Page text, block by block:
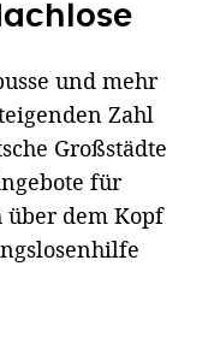
und mehr
Zahl
Großstädte
für
über dem Kopf